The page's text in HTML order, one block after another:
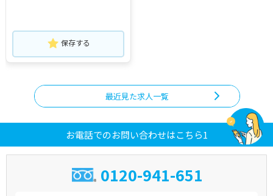
保存する
最近見た求人一覧
お電話でのお問い合わせはこちら1
0120-941-651